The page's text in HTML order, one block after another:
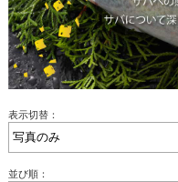
表示切替：
並び順：